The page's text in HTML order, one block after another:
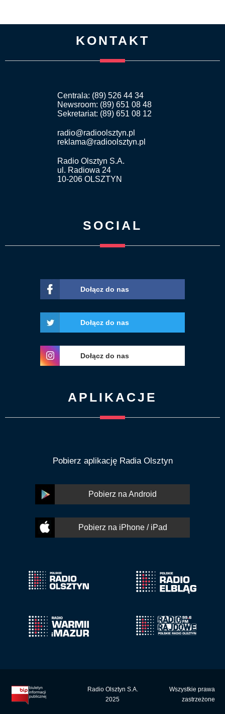
KONTAKT
Centrala: (89) 526 44 34
Newsroom: (89) 651 08 48
Sekretariat: (89) 651 08 12
radio@radioolsztyn.pl
reklama@radioolsztyn.pl
Radio Olsztyn S.A.
ul. Radiowa 24
10-206 OLSZTYN
SOCIAL
Dołącz do nas
Dołącz do nas
Dołącz do nas
APLIKACJE
Pobierz aplikację Radia Olsztyn
Pobierz na Android
Pobierz na iPhone / iPad
Radio Olsztyn S.A.
2025
Wszystkie prawa
zastrzeżone